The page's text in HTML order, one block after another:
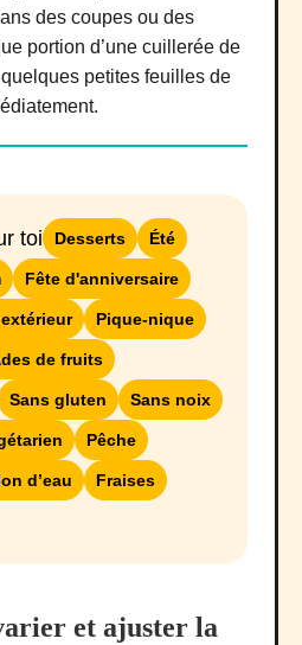
des coupes ou des
portion d’une cuillerée de
petites feuilles de
toi Desserts Été
Fête d'anniversaire
Pique-nique
de fruits
Sans gluten Sans noix
Pêche
d’eau Fraises
et ajuster la